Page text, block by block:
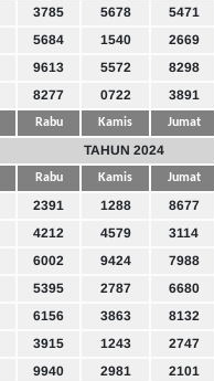
3785 5678 5471
5684 1540 2669
9613 5572 8298
8277 0722 3891
Rabu Kamis Jumat
TAHUN 2024
Rabu Kamis Jumat
2391 1288 8677
4212 4579 3114
6002 9424 7988
5395 2787 6680
6156 3863 8132
3915 1243 2747
9940 2981 2101